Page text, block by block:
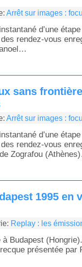
Arrêt sur images :
d’une
rendez-vous
sans
Arrêt sur images :
d’une
rendez-vous
Zografou
1995 en
Replay : les
Budapest
présentée par